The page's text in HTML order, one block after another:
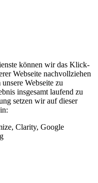
können wir das Klick-
Webseite nachvollziehen
Webseite zu
insgesamt laufend zu
setzen wir auf dieser
Clarity, Google